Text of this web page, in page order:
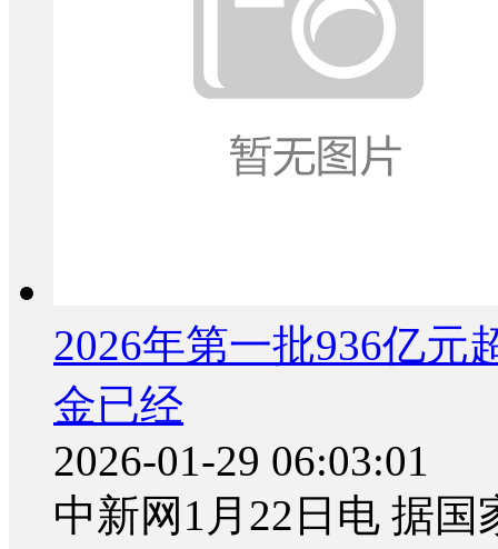
2026年第一批936亿元
金已经
2026-01-29 06:03:01
中新网1月22日电 据